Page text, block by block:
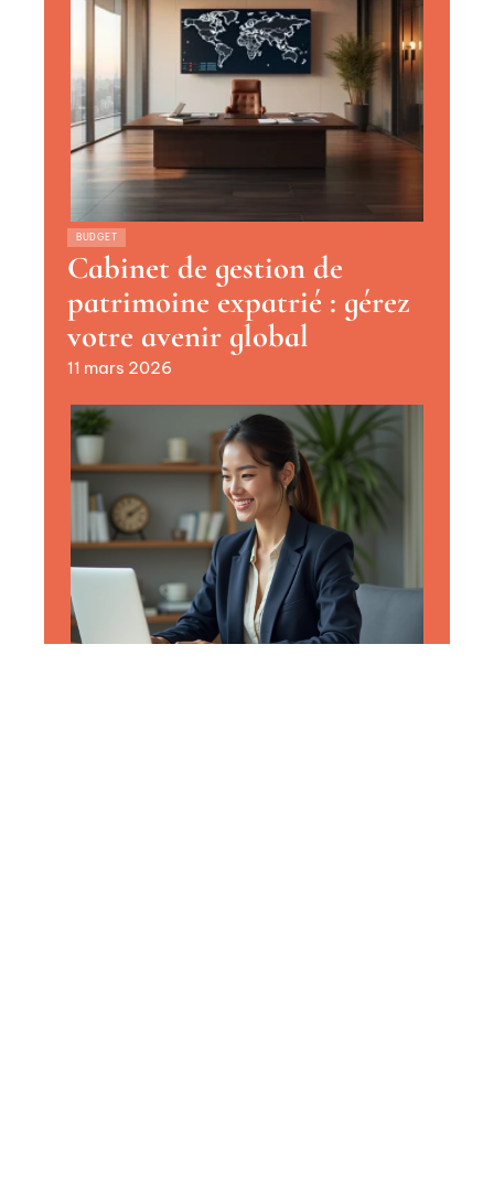
BUDGET
Cabinet de gestion de
patrimoine expatrié : gérez
votre avenir global
11 mars 2026